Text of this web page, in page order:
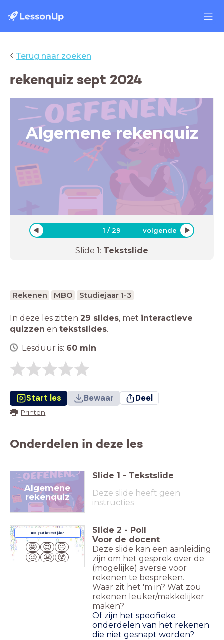
‹ Terug naar zoeken
rekenquiz sept 2024
Algemene rekenquiz
1 /29 volgende
Slide 1: Tekstslide
Rekenen MBO Studiejaar 1-3
In deze les zitten 29 slides, met interactieve
quizzen en tekstslides.
Lesduur is: 60 min
Start les Bewaar Deel
Printen
Onderdelen in deze les
Algemene
rekenquiz
Slide 1 - Tekstslide
Deze slide heeft geen
instructies
Hoe gaat het met jullie?
🤩 😍
😐
🥴
😬 😵
Slide 2 - Poll
Voor de docent
Deze slide kan een aanleiding
zijn om het gesprek over de
(mogelijke) aversie voor
rekenen te bespreken.
Waar zit het 'm in? Wat zou
rekenen leuker/makkelijker
maken?
Of zijn het specifieke
onderdelen van het rekenen
die niet gesnapt worden?